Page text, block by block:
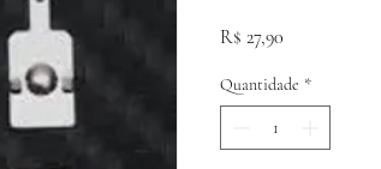
R$ 27,90
Quantidade *